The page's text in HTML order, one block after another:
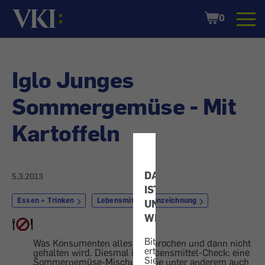
DATENSCHUTZ
IST
UNS
WICHTIG!
Bitte
erteilen
Sie
Startseite
Shopping
Cart
0
Iglo Junges
Sommergemüse - Mit
Kartoffeln
5.3.2013
Essen + Trinken Lebensmittelkennzeichnung
Was Konsumenten alles versprochen und dann nicht
gehalten wird. Diesmal im Lebensmittel-Check: eine
Sommergemüse-Mischung, die unter anderem auch